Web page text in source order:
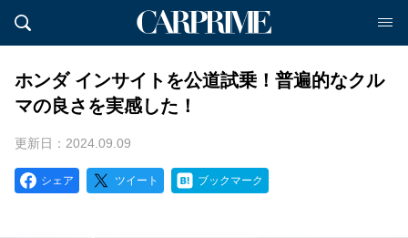
ホンダ インサイトを公道試乗！普遍的なクル
マの良さを実感した！
更新日：2024.09.09
シェア ツイート ブックマーク